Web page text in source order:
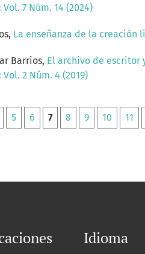
7 Núm. 14 (2024)
La enseñanza de la creación
Barrios, El archivo de escritor
2 Núm. 4 (2019)
5 6 7 8 9 10 11
Idioma